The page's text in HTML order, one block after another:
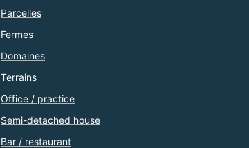
Parcelles
Fermes
Domaines
Terrains
Office / practice
Semi-detached house
Bar / restaurant